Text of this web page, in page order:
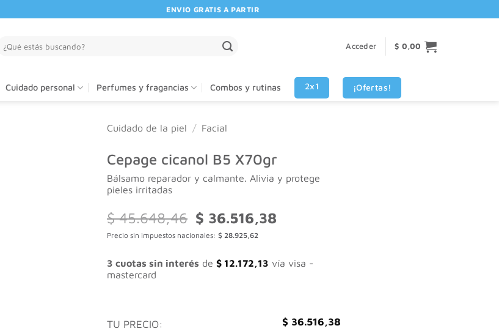
ENVIO GRATIS A PARTIR DE $80.000! 🚚 | 💳 3 CUOTAS SIN INTERES VISA - MASTERCARD
por:
Acceder $ 0,00
Cuidado personal Perfumes y fragancias Combos y rutinas 2x1 ¡Ofertas!
Cuidado de la piel / Facial
Cepage cicanol B5 X70gr
Bálsamo reparador y calmante. Alivia y protege
pieles irritadas
$45.648,46 El
precio
original
$ 45.648,46.
$ 36.516,38
$ 36.516,38.
Precio sin impuestos nacionales: $ 28.925,62
3 cuotas sin interés de $ 12.172,13 vía visa -
mastercard
TU PRECIO: $ 36.516,38